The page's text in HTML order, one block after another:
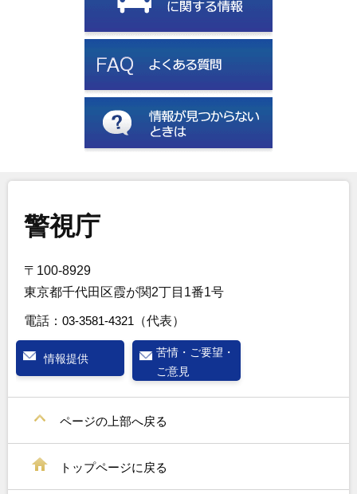
警視庁
〒100-8929
東京都千代田区霞が関2丁目1番1号
電話： 03-3581-4321 （代表）
情報提供
苦情・ご要望・
ご意見
ページの上部へ戻る
トップページに戻る